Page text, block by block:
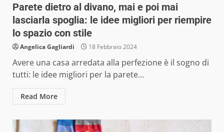
Parete dietro al divano, mai e poi mai
lasciarla spoglia: le idee migliori per riempire
lo spazio con stile
Angelica Gagliardi 18 Febbraio 2024
Avere una casa arredata alla perfezione è il sogno di
tutti: le idee migliori per la parete...
Read More